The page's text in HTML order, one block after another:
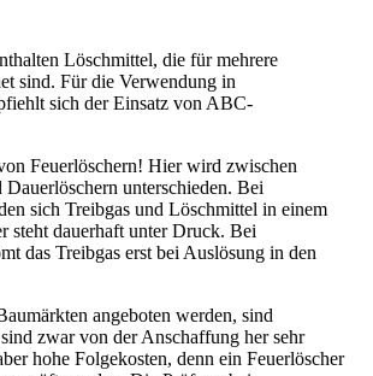
Löschmittel, die für mehrere
sind. Für die Verwendung in
sich der Einsatz von ABC-
Feuerlöschern! Hier wird zwischen
unterschieden. Bei
sich Treibgas und Löschmittel in einem
steht dauerhaft unter Druck. Bei
das Treibgas erst bei Auslösung in den
angeboten werden, sind
zwar von der Anschaffung her sehr
hohe Folgekosten, denn ein Feuerlöscher